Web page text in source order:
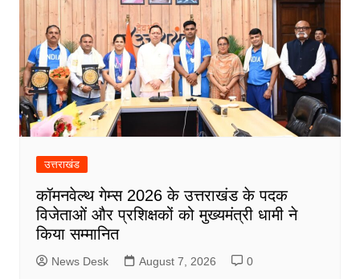
उत्तराखंड
कॉमनवेल्थ गेम्स 2026 के उत्तराखंड के पदक
विजेताओं और प्रशिक्षकों को मुख्यमंत्री धामी ने
किया सम्मानित
News Desk August 7, 2026 0